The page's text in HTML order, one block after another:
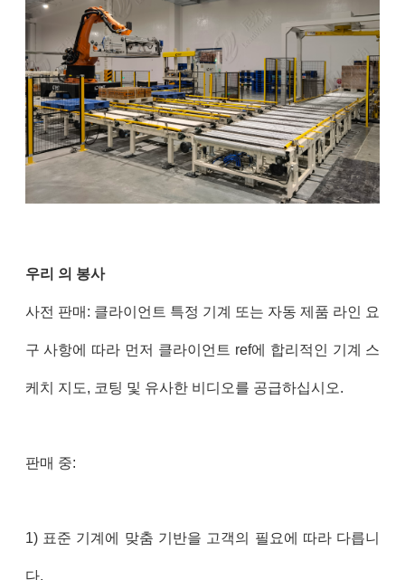
우리 의 봉사
사전 판매: 클라이언트 특정 기계 또는 자동 제품 라인 요
구 사항에 따라 먼저 클라이언트 ref에 합리적인 기계 스
케치 지도, 코팅 및 유사한 비디오를 공급하십시오.
판매 중:
1) 표준 기계에 맞춤 기반을 고객의 필요에 따라 다릅니
다.